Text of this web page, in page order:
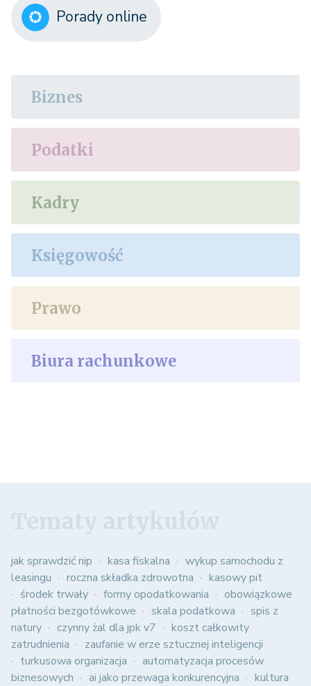
Porady online
Biznes
Podatki
Kadry
Księgowość
Prawo
Biura rachunkowe
jak sprawdzić nip kasa fiskalna
wykup samochodu z
leasingu
roczna składka zdrowotna
kasowy pit
środek trwały
formy opodatkowania
obowiązkowe
płatności bezgotówkowe
skala podatkowa
spis z
natury
czynny żal dla jpk v7
koszt całkowity
zatrudnienia
zaufanie w erze sztucznej inteligencji
turkusowa organizacja
automatyzacja procesów
biznesowych
ai jako przewaga konkurencyjna kultura